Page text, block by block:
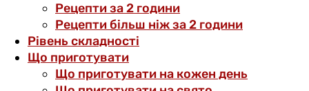
Рецепти за 2 години
Рецепти більш ніж за 2 години
Рівень складності
Що приготувати
Що приготувати на кожен день